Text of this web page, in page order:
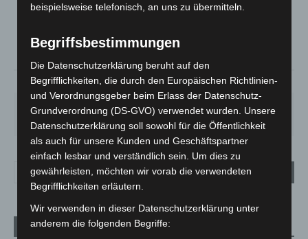
°
69% 1.8m/s 9%
27° 34°
MO.
28° 22° 26
Aktuelle Beiträge
beispielsweise telefonisch, an uns zu übermitteln.
Begriffsbestimmungen
Die Datenschutzerklärung beruht auf den
Begrifflichkeiten, die durch den Europäischen Richtlinien-
und Verordnungsgeber beim Erlass der Datenschutz-
Grundverordnung (DS-GVO) verwendet wurden. Unsere
Datenschutzerklärung soll sowohl für die Öffentlichkeit
als auch für unsere Kunden und Geschäftspartner
einfach lesbar und verständlich sein. Um dies zu
gewährleisten, möchten wir vorab die verwendeten
Begrifflichkeiten erläutern.
Wir verwenden in dieser Datenschutzerklärung unter
anderem die folgenden Begriffe: